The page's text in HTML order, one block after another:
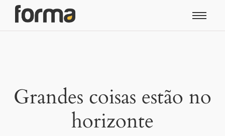
Grandes coisas estão no
horizonte